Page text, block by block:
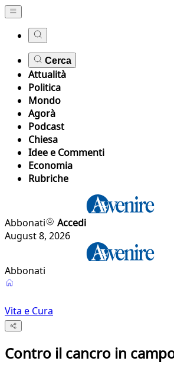
Cerca
Attualità
Politica
Mondo
Agorà
Podcast
Chiesa
Idee e Commenti
Economia
Rubriche
Abbonati
Accedi
August 8, 2026
Abbonati
Vita e Cura
Contro il cancro in